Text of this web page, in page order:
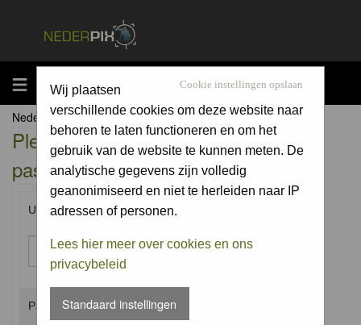
MENU Cookie instellingen opslaan
Wij plaatsen
verschillende cookies om deze website naar
behoren te laten functioneren en om het
gebruik van de website te kunnen meten. De
analytische gegevens zijn volledig
geanonimiseerd en niet te herleiden naar IP
adressen of personen.
Lees hier meer over cookies en ons
privacybeleid
Standaard instellingen
Nederpix.nl Forum Index
Please enter your username and
password to log in.
Username:
Password: